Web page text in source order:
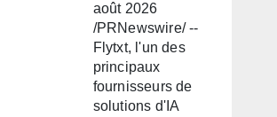
août 2026
/PRNewswire/ --
Flytxt, l'un des
principaux
fournisseurs de
solutions d'IA